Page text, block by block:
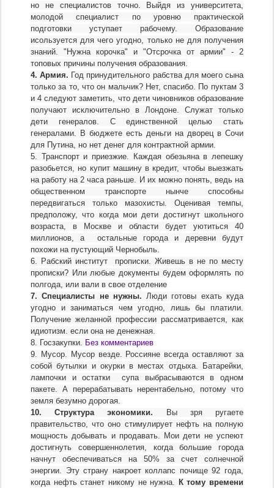
но не специалистов точно. Выйдя из университета,
молодой специалист по уровню практической
подготовки уступает рабочему. Образование
исользуется для чего угодно, только не для получения
знаний. "Нужна корочка" и "Отсрочка от армии" - 2
топовых причины получения образования.
4. Армия. Год принудительного рабства для моего сына
только за то, что он мальчик? Нет, спасибо. По пуктам 3
и 4 следуют заметить, что дети чиновников образование
получают исключительно в Лондоне. Служат только
дети генералов. С единственной целью стать
генералами. В бюджете есть деньги на дворец в Сочи
для Путина, но нет денег для контрактной армии.
5. Транспорт и приезжие.
Каждая обезьяна в лепешку
разобьется, но купит машину в кредит, чтобы выезжать
на работу на 2 часа раньше. И их можно понять, ведь на
общественном транспорте нынче способны
передвигаться только мазохисты. Оценивая темпы,
предположу, что когда мои дети достигнут школьного
возраста, в Москве и области будет уютиться 40
миллионов, а остальные города и деревни будут
похожи на пустующий Чернобыль.
6. Рабский институт прописки. Живешь в не по месту
прописки? Или любые документы будем оформлять по
полгода, или вали в свое отделение
7. Специалисты не нужны.Люди готовы ехать куда
угодно и заниматься чем угодно, лишь бы платили.
Получение желанной профессии рассматривается, как
идиотизм. если она не денежная.
8. Госзакупки. Без комментариев
9. Мусор. Мусор везде. Россияне всегда оставляют за
собой бутылки и окурки в местах отдыха. Батарейки,
лампочки и остатки супа выбрасываются в одном
пакете. А перерабатывать нерентабельно, потому что
земля безумно дорогая.
10. Структура экономики.
Вы зря ругаете
правительство, что оно стимулирует нефть на полную
мощность добывать и продавать. Мои дети не успеют
достигнуть совершеннолетия, когда большие города
начнут обеспечиваться на 50% за счет солнечной
энергии. Эту страну накроет коллапс почище 92 года,
когда нефть станет никому не нужна. К тому времени